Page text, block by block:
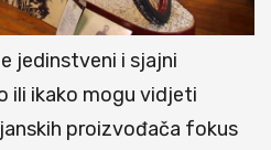
jedinstveni i sjajni
ili ikako mogu vidjeti
proizvođača fokus